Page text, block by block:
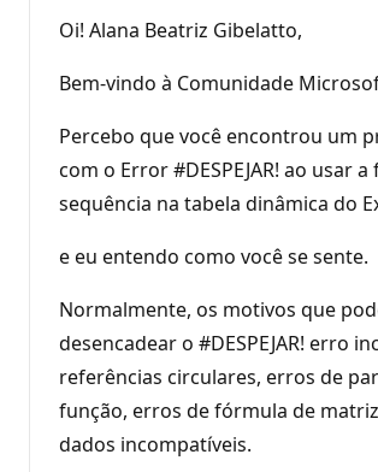
Oi! Alana Beatriz Gibelatto,
Bem-vindo à Comunidade
Percebo que você encontrou um
com o Error #DESPEJAR! ao usar
sequência na tabela dinâmica do
e eu entendo como você se sente.
Normalmente, os motivos que
desencadear o #DESPEJAR! erro
referências circulares, erros de
função, erros de fórmula de
dados incompatíveis.